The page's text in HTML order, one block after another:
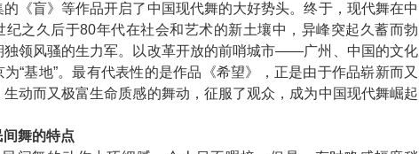
的《盲》等作品开启了中国现代舞的大好势头。终于，现代舞在中
纪之久后于80年代在社会和艺术的新土壤中，异峰突起久蓄而勃
独领风骚的生力军。以改革开放的前哨城市——广州、中国的文化
“基地”。最有代表性的是作品《希望》，正是由于作品崭新而又
动而又极富生命质感的舞动，征服了观众，成为中国现代舞崛起
舞的特点